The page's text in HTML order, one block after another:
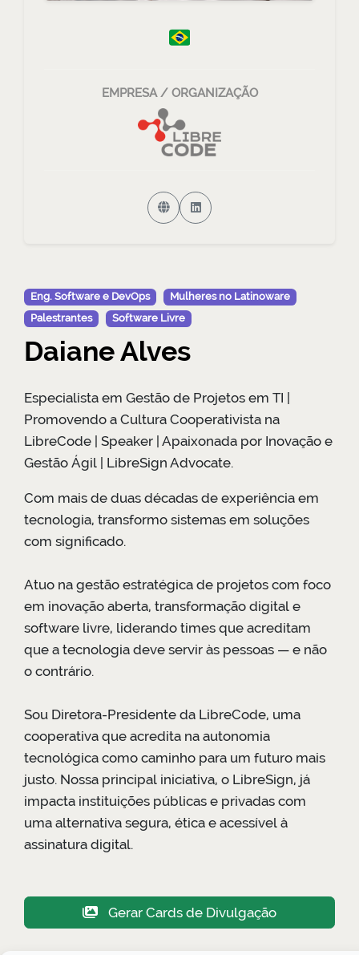
EMPRESA / ORGANIZAÇÃO
Eng. Software e DevOps
Mulheres no Latinoware
Palestrantes
Software Livre
Daiane Alves
Especialista em Gestão de Projetos em TI |
Promovendo a Cultura Cooperativista na
LibreCode | Speaker | Apaixonada por Inovação e
Gestão Ágil | LibreSign Advocate.
Com mais de duas décadas de experiência em
tecnologia, transformo sistemas em soluções
com significado.
Atuo na gestão estratégica de projetos com foco
em inovação aberta, transformação digital e
software livre, liderando times que acreditam
que a tecnologia deve servir às pessoas — e não
o contrário.
Sou Diretora-Presidente da LibreCode, uma
cooperativa que acredita na autonomia
tecnológica como caminho para um futuro mais
justo. Nossa principal iniciativa, o LibreSign, já
impacta instituições públicas e privadas com
uma alternativa segura, ética e acessível à
assinatura digital.
Gerar Cards de Divulgação